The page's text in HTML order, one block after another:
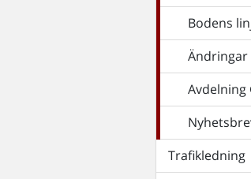
Bodens
Ändringar
Avdelning
Trafikledning